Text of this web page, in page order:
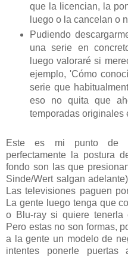
que la licencian, la
luego o la cancelan o
Pudiendo
una serie en
luego valoraré si
ejemplo, 'Cómo
serie que
eso no quita que
temporadas originales
Este es mi punto de
perfectamente la postura
fondo son las que
Sinde/Wert salgan
Las televisiones paguen
La gente luego tenga que
o Blu-ray si quiere
Pero estas no son formas,
a la gente un modelo de
intentes ponerle